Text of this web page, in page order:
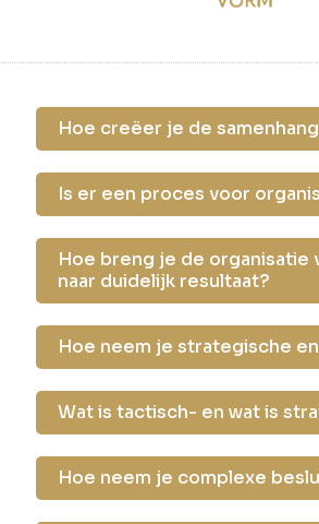
Hoe creëer je de
Is er een proces voor
Hoe breng je de organisatie
naar duidelijk resultaat?
Hoe neem je strategische
Wat is tactisch- en wat is
Hoe neem je complexe